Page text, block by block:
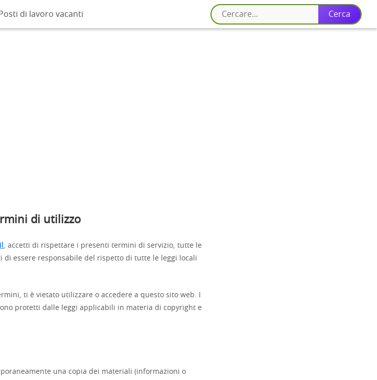
Posti di lavoro vacanti
di utilizzo
, accetti di rispettare i presenti termini di servizio, tutte le
di essere responsabile del rispetto di tutte le leggi locali
ti è vietato utilizzare o accedere a questo sito web. I
protetti dalle leggi applicabili in materia di copyright e
una copia dei materiali (informazioni o